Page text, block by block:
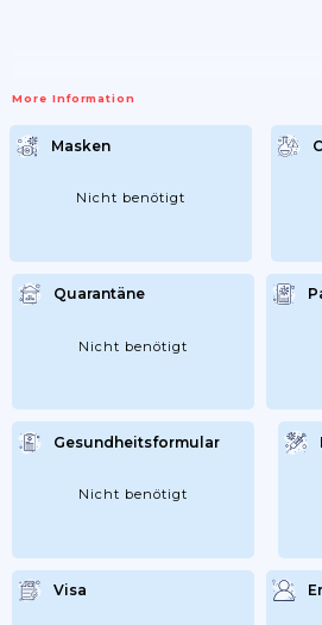
More Information
Masken
Nicht benötigt
Quarantäne
Nicht benötigt
Gesundheitsformular
Nicht benötigt
Visa